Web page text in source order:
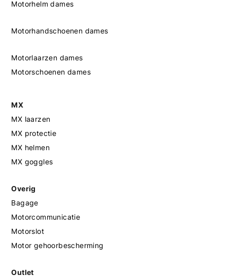
Motorhelm dames
Motorhandschoenen dames
Motorlaarzen dames
Motorschoenen dames
MX
MX laarzen
MX protectie
MX helmen
MX goggles
Overig
Bagage
Motorcommunicatie
Motorslot
Motor gehoorbescherming
Outlet